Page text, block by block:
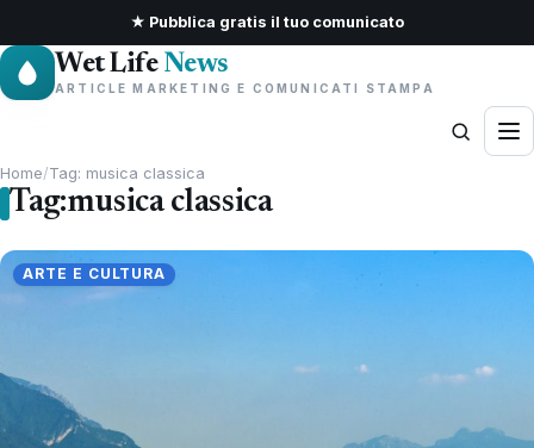
★ Pubblica gratis il tuo comunicato
Wet Life News
ARTICLE MARKETING E COMUNICATI STAMPA
Home/Tag: musica classica
Tag:musica classica
ARTE E CULTURA